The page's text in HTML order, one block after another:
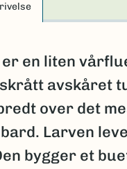
en liten
avskåret
over det
Larven
bygger et